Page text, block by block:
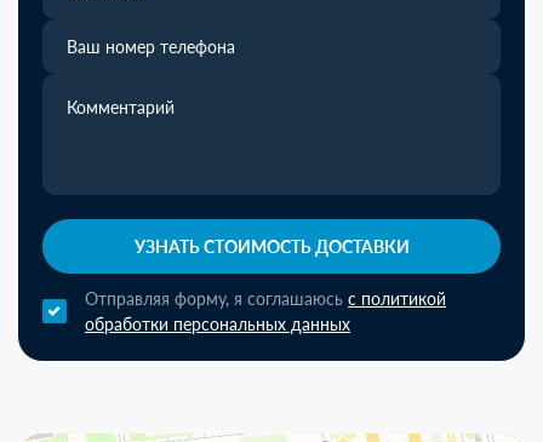
УЗНАТЬ СТОИМОСТЬ ДОСТАВКИ
Отправляя форму, я соглашаюсь с политикой
обработки персональных данных